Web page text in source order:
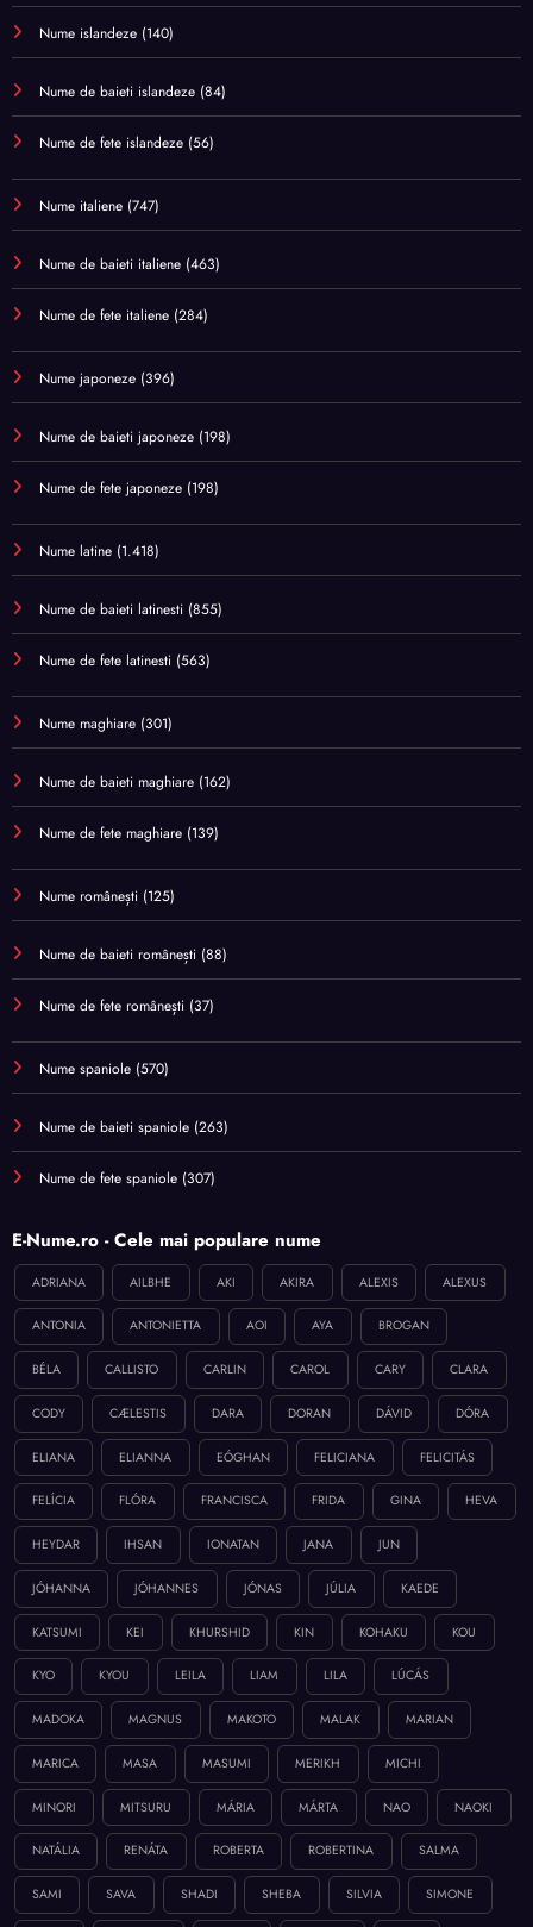
Nume islandeze (140)
Nume de baieti islandeze (84)
Nume de fete islandeze (56)
Nume italiene (747)
Nume de baieti italiene (463)
Nume de fete italiene (284)
Nume japoneze (396)
Nume de baieti japoneze (198)
Nume de fete japoneze (198)
Nume latine (1.418)
Nume de baieti latinesti (855)
Nume de fete latinesti (563)
Nume maghiare (301)
Nume de baieti maghiare (162)
Nume de fete maghiare (139)
Nume românești (125)
Nume de baieti românești (88)
Nume de fete românești (37)
Nume spaniole (570)
Nume de baieti spaniole (263)
Nume de fete spaniole (307)
E-Nume.ro - Cele mai populare nume
ADRIANA AILBHE AKI AKIRA ALEXIS ALEXUS
ANTONIA ANTONIETTA AOI AYA BROGAN
BÉLA CALLISTO CARLIN CAROL CARY CLARA
CODY CÆLESTIS DARA DORAN DÁVID DÓRA
ELIANA ELIANNA EÓGHAN FELICIANA FELICITÁS
FELÍCIA FLÓRA FRANCISCA FRIDA GINA HEVA
HEYDAR IHSAN IONATAN JANA JUN
JÓHANNA JÓHANNES JÓNAS JÚLIA KAEDE
KATSUMI KEI KHURSHID KIN KOHAKU KOU
KYO KYOU LEILA LIAM LILA LÚCÁS
MADOKA MAGNUS MAKOTO MALAK MARIAN
MARICA MASA MASUMI MERIKH MICHI
MINORI MITSURU MÁRIA MÁRTA NAO NAOKI
NATÁLIA RENÁTA ROBERTA ROBERTINA SALMA
SAMI SAVA SHADI SHEBA SILVIA SIMONE